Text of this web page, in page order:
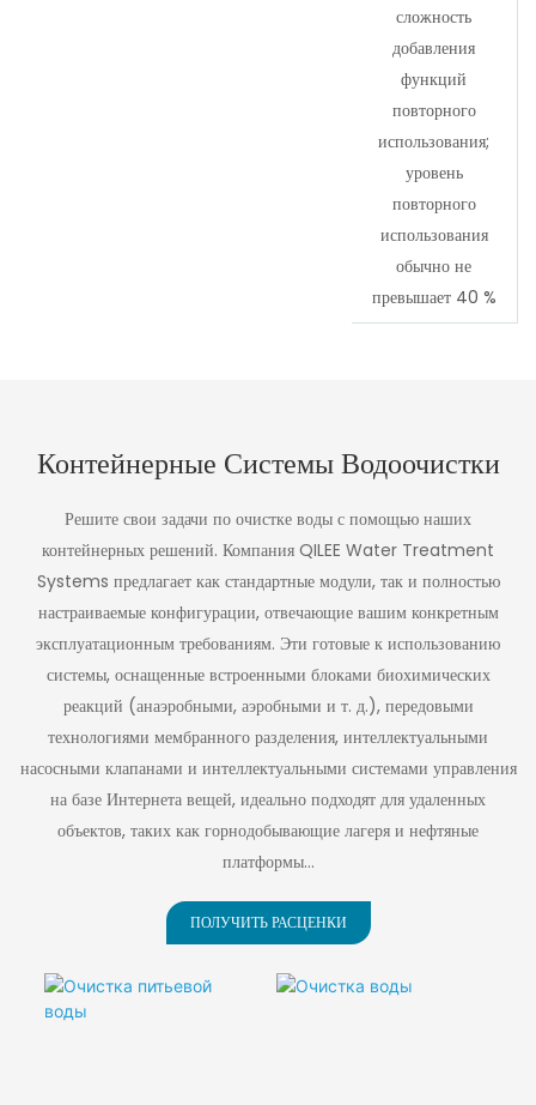
сложность
добавления
функций
повторного
использования;
уровень
повторного
использования
обычно не
превышает 40 %
Контейнерные Системы Водоочистки
Решите свои задачи по очистке воды с помощью наших
контейнерных решений. Компания QILEE Water Treatment
Systems предлагает как стандартные модули, так и полностью
настраиваемые конфигурации, отвечающие вашим конкретным
эксплуатационным требованиям. Эти готовые к использованию
системы, оснащенные встроенными блоками биохимических
реакций (анаэробными, аэробными и т. д.), передовыми
технологиями мембранного разделения, интеллектуальными
насосными клапанами и интеллектуальными системами управления
на базе Интернета вещей, идеально подходят для удаленных
объектов, таких как горнодобывающие лагеря и нефтяные
платформы...
ПОЛУЧИТЬ РАСЦЕНКИ